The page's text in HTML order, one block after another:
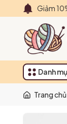
Giảm
Danh
Trang chủ